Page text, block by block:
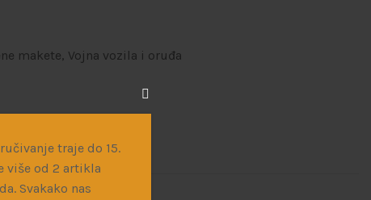
traje do 15.
više od 2 artikla
Svakako nas
makete, Vojna vozila i oruđa